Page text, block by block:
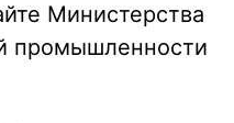
Министерства
промышленности